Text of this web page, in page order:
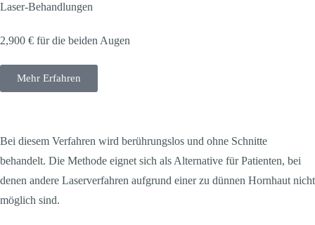
Laser-Behandlungen
2,900 € für die beiden Augen
Mehr Erfahren
Bei diesem Verfahren wird berührungslos und ohne Schnitte
behandelt. Die Methode eignet sich als Alternative für Patienten, bei
denen andere Laserverfahren aufgrund einer zu dünnen Hornhaut nicht
möglich sind.